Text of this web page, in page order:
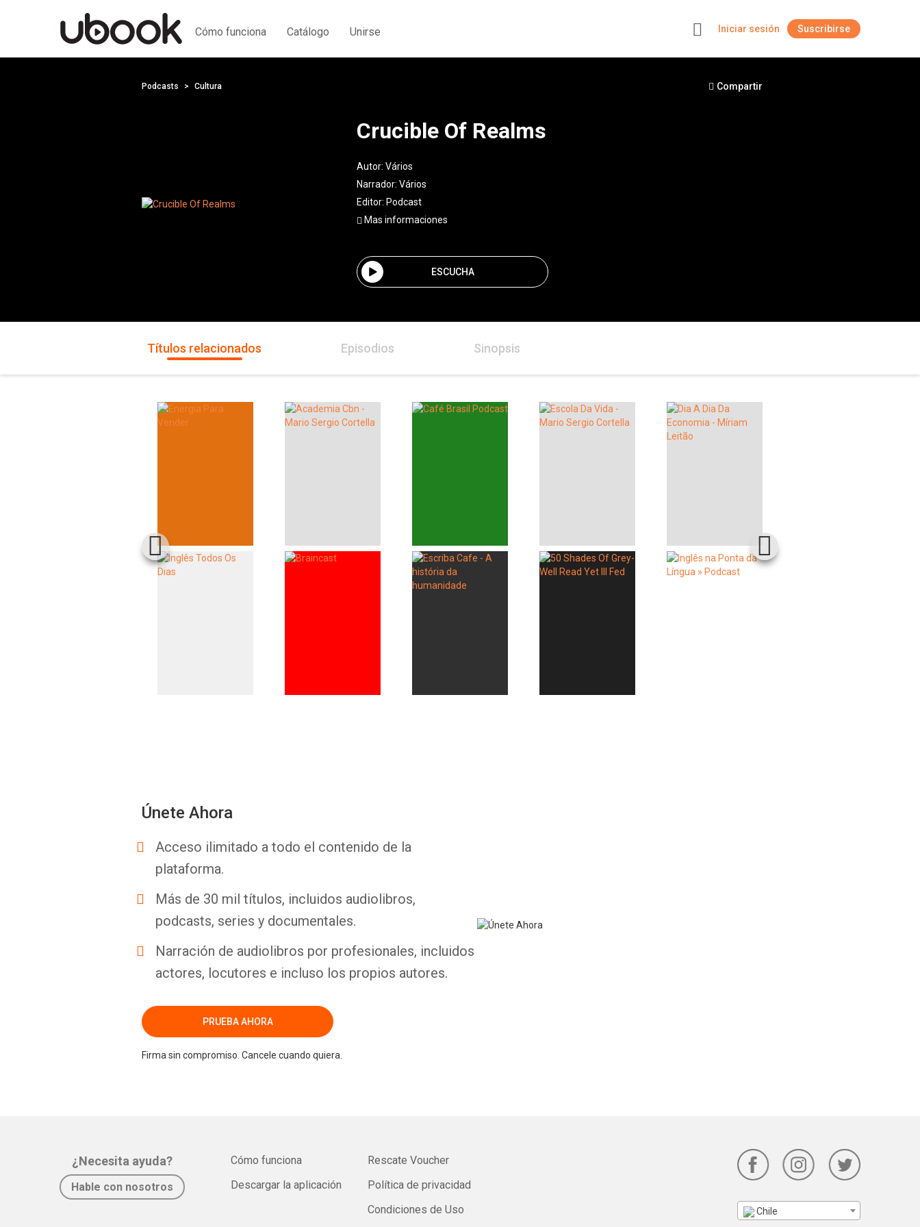
Cómo funciona Catálogo Unirse Iniciar sesión Suscribirse
Podcasts Cultura Compartir
Crucible Of Realms
Autor: Vários
Narrador: Vários
Editor: Podcast
Mas informaciones
ESCUCHA
Títulos relacionados Episodios Sinopsis
Únete Ahora
Acceso ilimitado a todo el contenido de la
plataforma.
Más de 30 mil títulos, incluidos audiolibros,
podcasts, series y documentales.
Narración de audiolibros por profesionales, incluidos
actores, locutores e incluso los propios autores.
PRUEBA AHORA
Firma sin compromiso. Cancele cuando quiera.
¿Necesita ayuda?
Hable con nosotros
Cómo funciona
Descargar la aplicación
Rescate Voucher
Política de privacidad
Condiciones de Uso
Chile